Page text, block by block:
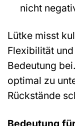
nicht
Lütke misst
Flexibilität
Bedeutung
optimal zu
Rückstände
Bedeutung